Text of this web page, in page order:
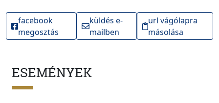
facebook
megosztás
küldés e-
mailben
url vágólapra
másolása
ESEMÉNYEK